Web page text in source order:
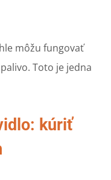
môžu fungovať
Toto je jedna
kúriť